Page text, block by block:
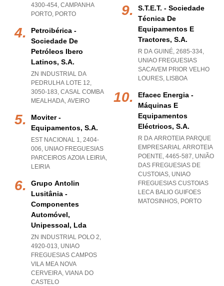
4300-454, CAMPANHA
PORTO, PORTO
Petroibérica -
Sociedade De
Petróleos Ibero
Latinos, S.a.
ZN INDUSTRIAL DA
PEDRULHA LOTE 12,
3050-183, CASAL COMBA
MEALHADA, AVEIRO
Moviter -
Equipamentos, S.a.
EST NACIONAL 1, 2404-
006, UNIAO FREGUESIAS
PARCEIROS AZOIA LEIRIA,
LEIRIA
Grupo Antolin
Lusitânia -
Componentes
Automóvel,
Unipessoal, Lda
ZN INDUSTRIAL POLO 2,
4920-013, UNIAO
FREGUESIAS CAMPOS
VILA MEA NOVA
CERVEIRA, VIANA DO
CASTELO
S.t.e.t. - Sociedade
Técnica De
Equipamentos E
Tractores, S.a.
R DA GUINÉ, 2685-334,
UNIAO FREGUESIAS
SACAVEM PRIOR VELHO
LOURES, LISBOA
Efacec Energia -
Máquinas E
Equipamentos
Eléctricos, S.a.
R DA ARROTEIA PARQUE
EMPRESARIAL ARROTEIA
POENTE, 4465-587, UNIÃO
DAS FREGUESIAS DE
CUSTOIAS, UNIAO
FREGUESIAS CUSTOIAS
LECA BALIO GUIFOES
MATOSINHOS, PORTO